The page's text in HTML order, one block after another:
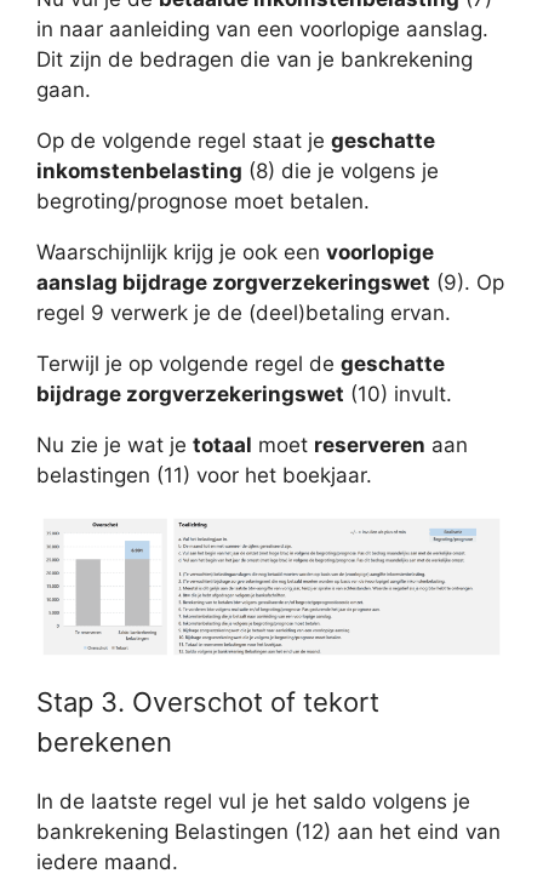
in naar aanleiding van een voorlopige aanslag.
Dit zijn de bedragen die van je bankrekening
gaan.
Op de volgende regel staat je geschatte
inkomstenbelasting (8) die je volgens je
begroting/prognose moet betalen.
Waarschijnlijk krijg je ook een voorlopige
aanslag bijdrage zorgverzekeringswet (9). Op
regel 9 verwerk je de (deel)betaling ervan.
Terwijl je op volgende regel de geschatte
bijdrage zorgverzekeringswet (10) invult.
Nu zie je wat je totaal moet reserveren aan
belastingen (11) voor het boekjaar.
Stap 3. Overschot of tekort
berekenen
In de laatste regel vul je het saldo volgens je
bankrekening Belastingen (12) aan het eind van
iedere maand.